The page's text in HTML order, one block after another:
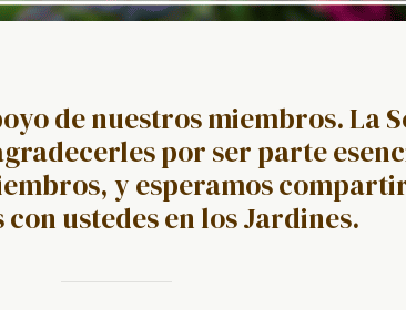
de nuestros miembros. La
por ser parte
y esperamos
con ustedes en los Jardines.